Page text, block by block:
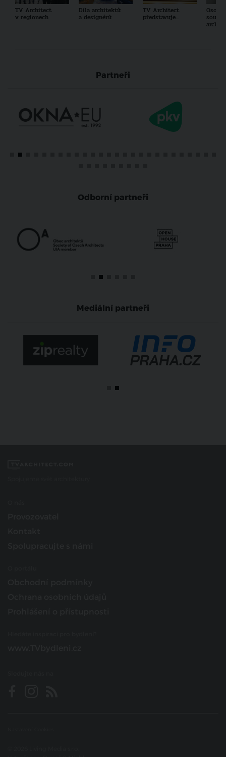
TV Architect
v regionech
Díla architektů
a designérů
TV Architect
představuje...
Partneři
Odborní partneři
Mediální partneři